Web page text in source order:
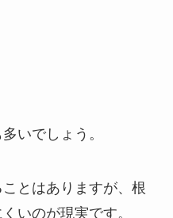
いでしょう。
とはありますが、根
いのが現実です。